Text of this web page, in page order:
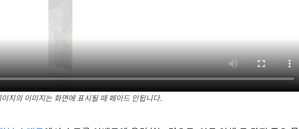
이지의 이미지는 화면에 표시될 때 페이드 인됩니다.